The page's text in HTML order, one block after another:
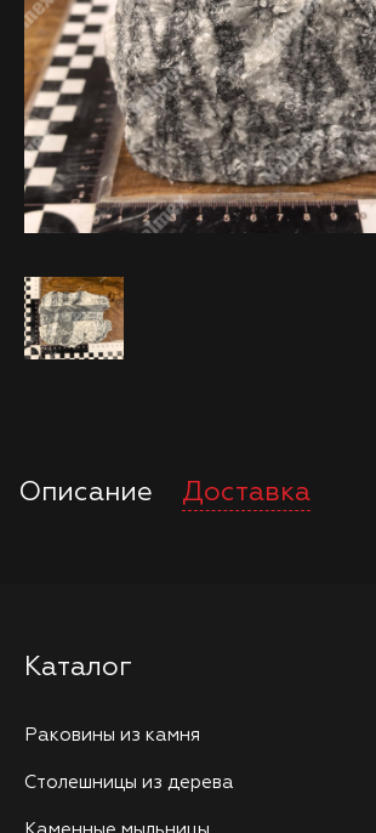
Описание Доставка
Каталог
Раковины из камня
Столешницы из дерева